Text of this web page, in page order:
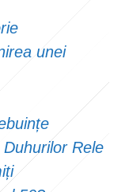
unei
Rele